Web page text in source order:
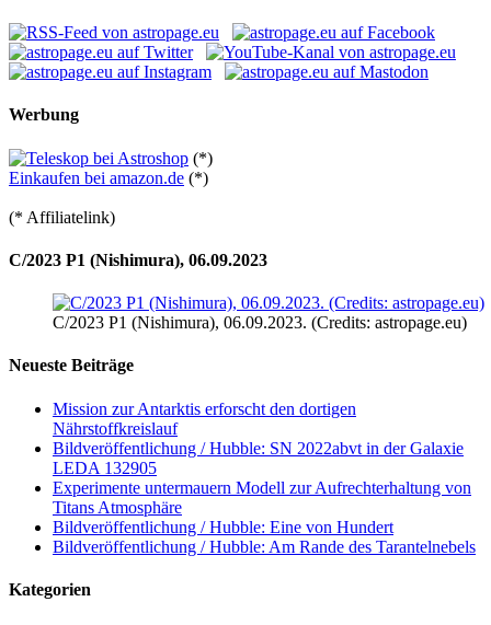
Werbung
(*)
Einkaufen bei amazon.de (*)
(* Affiliatelink)
C/2023 P1 (Nishimura), 06.09.2023
C/2023 P1 (Nishimura), 06.09.2023. (Credits: astropage.eu)
Neueste Beiträge
Mission zur Antarktis erforscht den dortigen
Nährstoffkreislauf
Bildveröffentlichung / Hubble: SN 2022abvt in der Galaxie
LEDA 132905
Experimente untermauern Modell zur Aufrechterhaltung von
Titans Atmosphäre
Bildveröffentlichung / Hubble: Eine von Hundert
Bildveröffentlichung / Hubble: Am Rande des Tarantelnebels
Kategorien